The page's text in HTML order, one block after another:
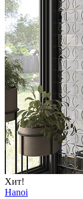
Хит!
Hanoi